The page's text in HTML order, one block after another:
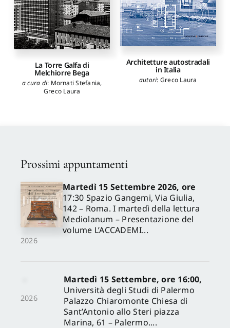
La Torre Galfa di
Melchiorre Bega
a cura di: Mornati Stefania,
Greco Laura
Architetture autostradali
in Italia
autori: Greco Laura
Prossimi appuntamenti
2026
Martedì 15 Settembre 2026, ore
17:30 Spazio Gangemi, Via Giulia,
142 – Roma. I martedì della lettura
Mediolanum – Presentazione del
volume L’ACCADEMI...
2026
Martedì 15 Settembre, ore 16:00,
Università degli Studi di Palermo
Palazzo Chiaromonte Chiesa di
Sant’Antonio allo Steri piazza
Marina, 61 – Palermo....